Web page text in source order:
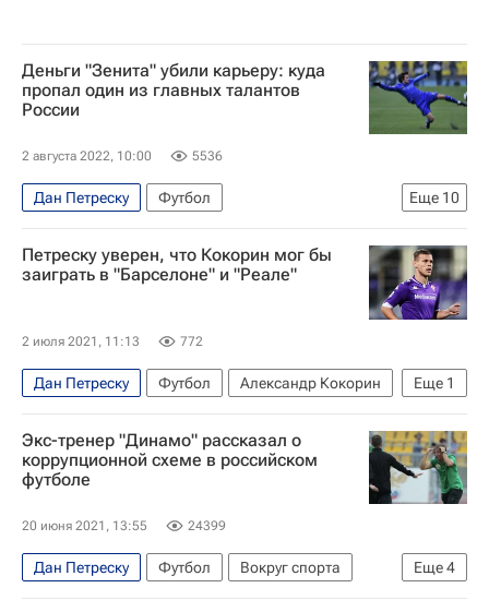
Деньги "Зенита" убили карьеру: куда
пропал один из главных талантов
России
2 августа 2022, 10:00 5536
Еще 10
Дан Петреску
Футбол
РПЛ 2026-2027 (Чемпионат России по футболу)
Динамо Москва
Иван Соловьёв
Зенит
Кирилл Новиков
Авторы РИА Новости Спорт
Материалы РИА Спорт
Петреску уверен, что Кокорин мог бы
заиграть в "Барселоне" и "Реале"
2 июля 2021, 11:13 772
Еще 1
Дан Петреску Футбол
Александр Кокорин
Фиорентина
Экс-тренер "Динамо" рассказал о
коррупционной схеме в российском
футболе
20 июня 2021, 13:55 24399
Еще4
Дан Петреску Футбол
Вокруг спорта
РПЛ 2026-2027 (Чемпионат России по футболу)